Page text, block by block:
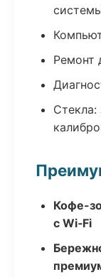
Ремонт
Стекла:
Кофе-
с Wi‑Fi